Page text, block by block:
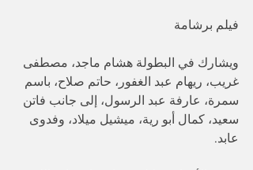
فيلم برشامة
ويشارك في البطولة هشام ماجد، مصطفى
غريب، ريهام عبد الغفور، حاتم صلاح، باسم
سمرة، عارفة عبد الرسول، إلى جانب فاتن
سعيد، كمال أبو رية، ميشيل ميلاد، وفدوى
عابد.